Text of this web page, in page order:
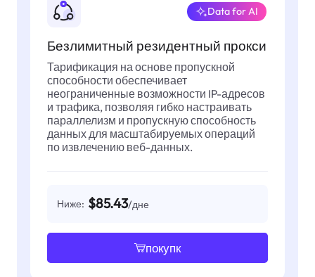
Безлимитный резидентный прокси
Data for AI
Тарификация на основе пропускной
способности обеспечивает
неограниченные возможности IP-адресов
и трафика, позволяя гибко настраивать
параллелизм и пропускную способность
данных для масштабируемых операций
по извлечению веб-данных.
Ниже: $85.43/дне
покупк